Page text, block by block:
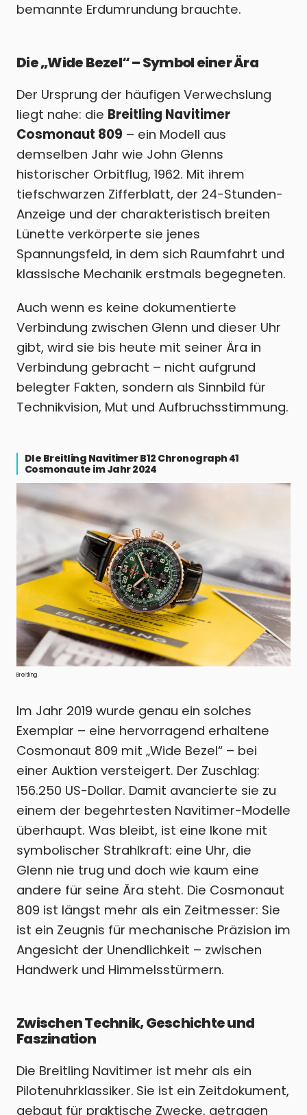
bemannte Erdumrundung brauchte.
Die „Wide Bezel“ – Symbol einer Ära
Der Ursprung der häufigen Verwechslung
liegt nahe: die Breitling Navitimer
Cosmonaut 809 – ein Modell aus
demselben Jahr wie John Glenns
historischer Orbitflug, 1962. Mit ihrem
tiefschwarzen Zifferblatt, der 24-Stunden-
Anzeige und der charakteristisch breiten
Lünette verkörperte sie jenes
Spannungsfeld, in dem sich Raumfahrt und
klassische Mechanik erstmals begegneten.
Auch wenn es keine dokumentierte
Verbindung zwischen Glenn und dieser Uhr
gibt, wird sie bis heute mit seiner Ära in
Verbindung gebracht – nicht aufgrund
belegter Fakten, sondern als Sinnbild für
Technikvision, Mut und Aufbruchsstimmung.
DIe Breitling Navitimer B12 Chronograph 41
Cosmonaute im Jahr 2024
Breitling
Im Jahr 2019 wurde genau ein solches
Exemplar – eine hervorragend erhaltene
Cosmonaut 809 mit „Wide Bezel“ – bei
einer Auktion versteigert. Der Zuschlag:
156.250 US-Dollar. Damit avancierte sie zu
einem der begehrtesten Navitimer-Modelle
überhaupt. Was bleibt, ist eine Ikone mit
symbolischer Strahlkraft: eine Uhr, die
Glenn nie trug und doch wie kaum eine
andere für seine Ära steht. Die Cosmonaut
809 ist längst mehr als ein Zeitmesser: Sie
ist ein Zeugnis für mechanische Präzision im
Angesicht der Unendlichkeit – zwischen
Handwerk und Himmelsstürmern.
Zwischen Technik, Geschichte und
Faszination
Die Breitling Navitimer ist mehr als ein
Pilotenuhrklassiker. Sie ist ein Zeitdokument,
gebaut für praktische Zwecke, getragen